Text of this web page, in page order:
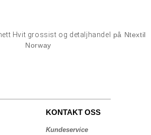
Hvit grossist og detaljhandel
på Ntextil
Norway
KONTAKT OSS
Kundeservice